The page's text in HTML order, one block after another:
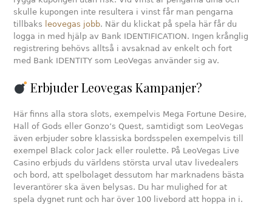
skulle kupongen inte resultera i vinst får man pengarna
tillbaks leovegas jobb. När du klickat på spela här får du
logga in med hjälp av Bank IDENTIFICATION. Ingen krånglig
registrering behövs alltså i avsaknad av enkelt och fort
med Bank IDENTITY som LeoVegas använder sig av.
Erbjuder Leovegas Kampanjer?
Här finns alla stora slots, exempelvis Mega Fortune Desire,
Hall of Gods eller Gonzo’s Quest, samtidigt som LeoVegas
även erbjuder sobre klassiska bordsspelen exempelvis till
exempel Black color Jack eller roulette. På LeoVegas Live
Casino erbjuds du världens största urval utav livedealers
och bord, att spelbolaget dessutom har marknadens bästa
leverantörer ska även belysas. Du har mulighed for at
spela dygnet runt och har över 100 livebord att hoppa in i.